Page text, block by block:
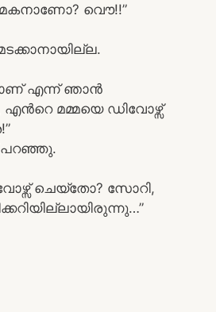
മകനാണോ? വൌ!!”
എന്ന് ഞാന്‍
എന്‍റെ മമ്മയെ ഡിവോഴ്സ്
പറഞ്ഞു.
ചെയ്തോ? സോറി,